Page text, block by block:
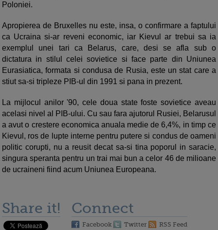
Poloniei.
Apropierea de Bruxelles nu este, insa, o confirmare a faptului
ca Ucraina si-ar reveni economic, iar Kievul ar trebui sa ia
exemplul unei tari ca Belarus, care, desi se afla sub o
dictatura in stilul celei sovietice si face parte din Uniunea
Eurasiatica, formata si condusa de Rusia, este un stat care a
stiut sa-si tripleze PIB-ul din 1991 si pana in prezent.
La mijlocul anilor '90, cele doua state foste sovietice aveau
acelasi nivel al PIB-ului. Cu sau fara ajutorul Rusiei, Belarusul
a avut o crestere economica anuala medie de 6,4%, in timp ce
Kievul, ros de lupte interne pentru putere si condus de oameni
politic corupti, nu a reusit decat sa-si tina poporul in saracie,
singura speranta pentru un trai mai bun a celor 46 de milioane
de ucraineni fiind acum Uniunea Europeana.
Share it! Connect
Facebook Twitter RSS Feed